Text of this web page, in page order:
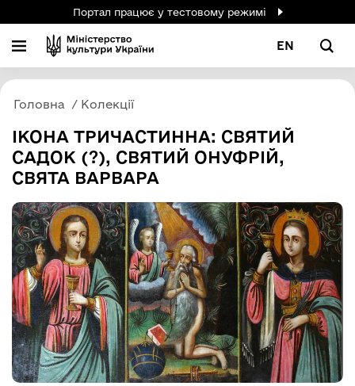
Портал працює у тестовому режимі
EN
Головна Колекції
ІКОНА ТРИЧАСТИННА: СВЯТИЙ
САДОК (?), СВЯТИЙ ОНУФРІЙ,
СВЯТА ВАРВАРА